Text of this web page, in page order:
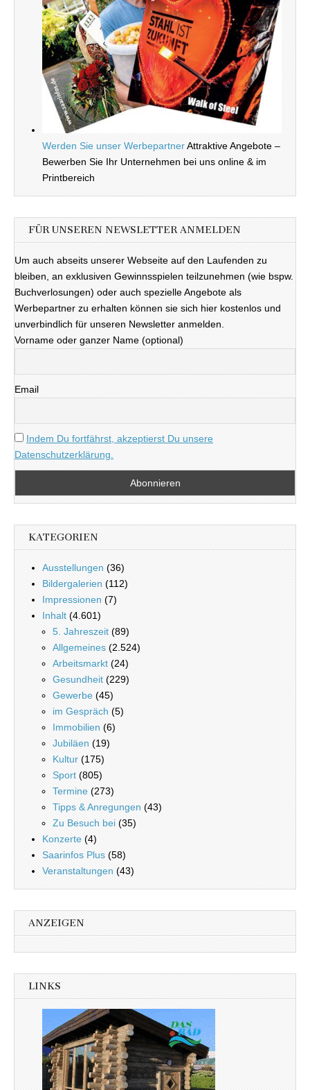
Werden Sie unser WerbepartnerAttraktive Angebote –
Bewerben Sie Ihr Unternehmen bei uns online & im
Printbereich
FÜR UNSEREN NEWSLETTER ANMELDEN
Um auch abseits unserer Webseite auf den Laufenden zu
bleiben, an exklusiven Gewinnsspielen teilzunehmen (wie bspw.
Buchverlosungen) oder auch spezielle Angebote als
Werbepartner zu erhalten können sie sich hier kostenlos und
unverbindlich für unseren Newsletter anmelden.
Vorname oder ganzer Name (optional)
Email
Indem Du fortfährst, akzeptierst Du unsere
Datenschutzerklärung.
KATEGORIEN
Ausstellungen (36)
Bildergalerien (112)
Impressionen (7)
Inhalt (4.601)
5. Jahreszeit (89)
Allgemeines (2.524)
Arbeitsmarkt (24)
Gesundheit (229)
Gewerbe (45)
im Gespräch (5)
Immobilien (6)
Jubiläen (19)
Kultur (175)
Sport (805)
Termine (273)
Tipps & Anregungen (43)
Zu Besuch bei (35)
Konzerte (4)
Saarinfos Plus (58)
Veranstaltungen (43)
ANZEIGEN
LINKS